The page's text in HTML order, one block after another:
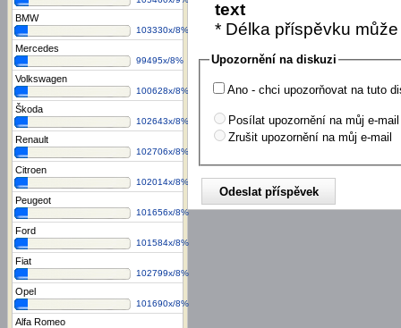
BMW
103330x/8%
Mercedes
99495x/8%
Volkswagen
100628x/8%
Škoda
102643x/8%
Renault
102706x/8%
Citroen
102014x/8%
Peugeot
101656x/8%
Ford
101584x/8%
Fiat
102799x/8%
Opel
101690x/8%
Alfa Romeo
text
* Délka příspěvku
Upozornění na diskuzi
Ano - chci upozorňovat na tuto
Posílat upozornění na můj e-mail
Zrušit upozornění na můj e-mail